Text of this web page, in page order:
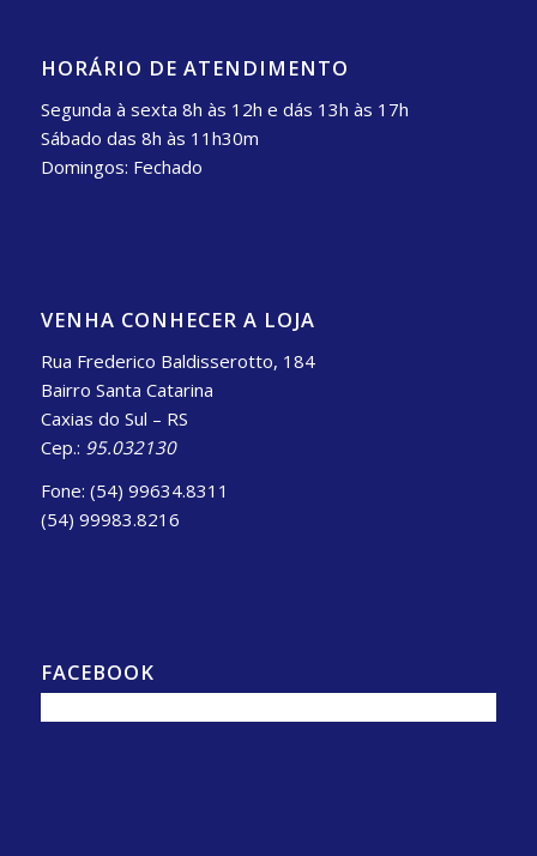
HORÁRIO DE ATENDIMENTO
Segunda à sexta 8h às 12h e dás 13h às 17h
Sábado das 8h às 11h30m
Domingos: Fechado
VENHA CONHECER A LOJA
Rua Frederico Baldisserotto, 184
Bairro Santa Catarina
Caxias do Sul – RS
Cep.: 95.032130
Fone: (54) 99634.8311
(54) 99983.8216
FACEBOOK